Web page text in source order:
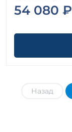
54 080 ₽
Назад